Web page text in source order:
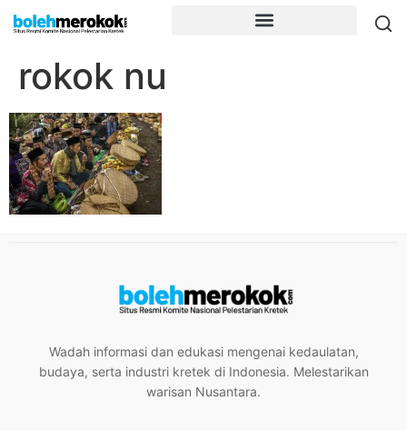
rokok nu
Wadah informasi dan edukasi mengenai kedaulatan,
budaya, serta industri kretek di Indonesia. Melestarikan
warisan Nusantara.